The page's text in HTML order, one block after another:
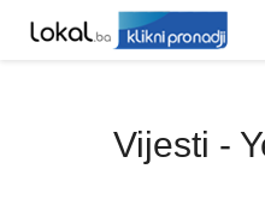
Vijesti -